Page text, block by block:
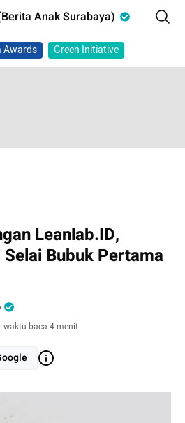
Anak Surabaya)
Awards Green Initiative
Leanlab.ID,
Bubuk Pertama
waktu baca 4 menit